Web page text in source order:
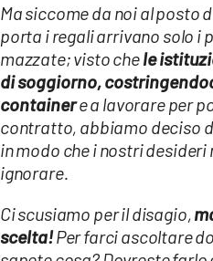
Ma siccome da noi al posto
porta i regali arrivano solo i
mazzate; visto chele
di soggiorno,
containere a lavorare per
contratto, abbiamo deciso
in modo che i nostri desideri
ignorare.
Ci scusiamo per il disagio,
scelta!Per farci ascoltare